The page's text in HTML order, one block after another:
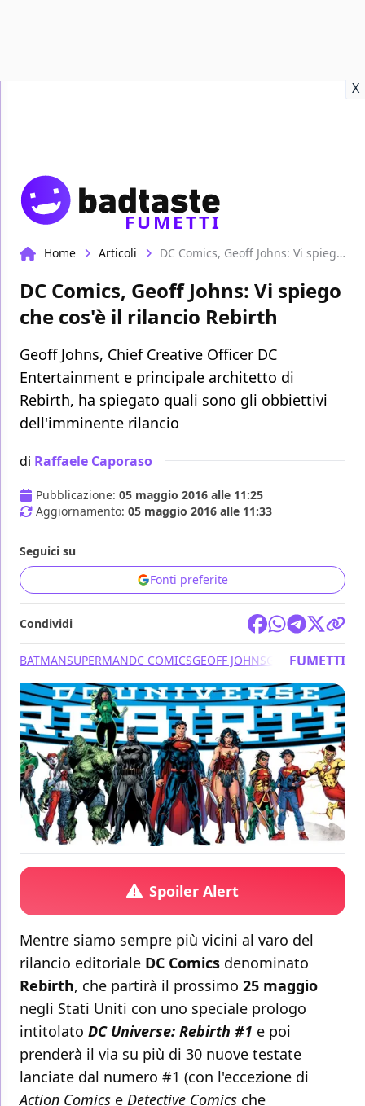
X
FUMETTI
Home Articoli DC Comics, Geoff Johns: Vi spiego che cos'è il rilancio Rebirth
DC Comics, Geoff Johns: Vi spiego
che cos'è il rilancio Rebirth
Geoff Johns, Chief Creative Officer DC
Entertainment e principale architetto di
Rebirth, ha spiegato quali sono gli obbiettivi
dell'imminente rilancio
di Raffaele Caporaso
Pubblicazione: 05 maggio 2016 alle 11:25
Aggiornamento: 05 maggio 2016 alle 11:33
Seguici su
Fonti preferite
Condividi
BATMANSUPERMANDC COMICSGEOFF JOHNSGREEN ARROW
FUMETTI
Spoiler Alert
Mentre siamo sempre più vicini al varo del
rilancio editoriale DC Comics denominato
Rebirth, che partirà il prossimo 25 maggio
negli Stati Uniti con uno speciale prologo
intitolato DC Universe: Rebirth #1 e poi
prenderà il via su più di 30 nuove testate
lanciate dal numero #1 (con l'eccezione di
Action Comics e Detective Comics che